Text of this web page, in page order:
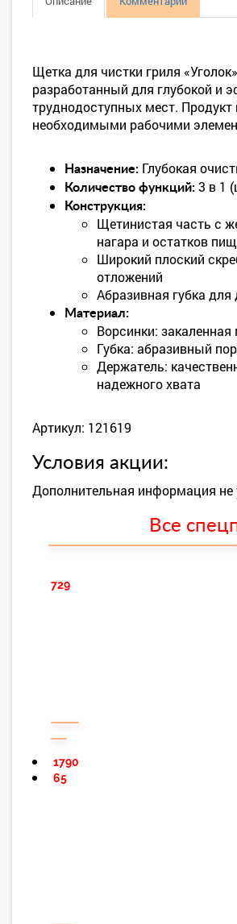
Щетка для чистки гриля
разработанный для глубокой и
труднодоступных мест.
необходимыми рабочими
Назначение: Глубокая
Количество функций: 3 в 1
Конструкция:
Щетинистая часть с
нагара и остатков
Широкий плоский
отложений
Абразивная губка
Материал:
Ворсинки:
Губка: абразивный
Держатель:
надежного хвата
Артикул: 121619
Условия акции:
Дополнительная информация не
Все
729
1790
65